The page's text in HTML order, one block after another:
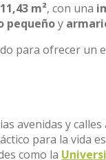
11,43 m², con una
pequeñoy
para ofrecer un
avenidas y
para la vida
como la